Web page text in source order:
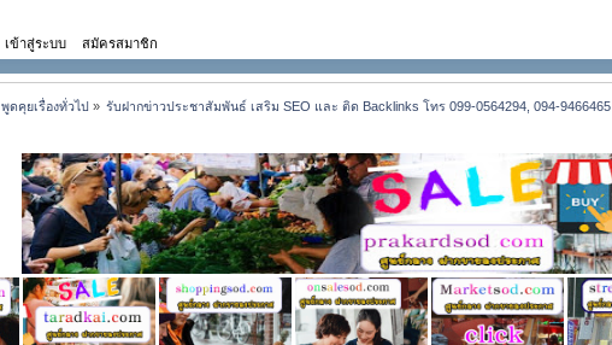
เข้าสู่ระบบ สมัครสมาชิก
พูดคุยเรื่องทั่วไป » รับฝากข่าวประชาสัมพันธ์ เสริม SEO และ ติด Backlinks โทร 099-0564294, 094-9466465